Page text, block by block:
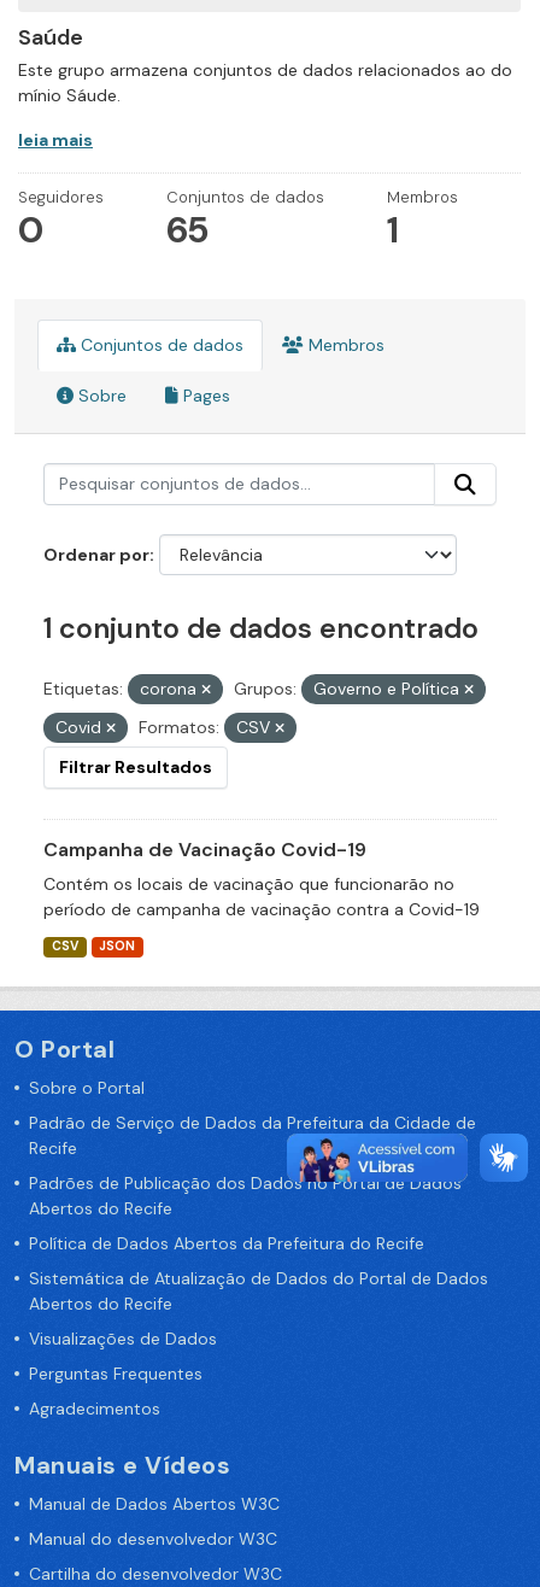
Saúde
Este grupo armazena conjuntos de dados relacionados ao do
mínio Sáude.
leia mais
Seguidores
0
Conjuntos de dados
65
Membros
1
Conjuntos de dados Membros
Sobre Pages
Ordenar por
1 conjunto de dados encontrado
Etiquetas: corona Grupos:
Governo e Política
Covid
Formatos:
CSV
Filtrar Resultados
Campanha de Vacinação Covid-19
Contém os locais de vacinação que funcionarão no
período de campanha de vacinação contra a Covid-19
CSV JSON
O Portal
Sobre o Portal
Padrão de Serviço de Dados da Prefeitura da Cidade de
Recife
Padrões de Publicação dos Dados no Portal de Dados
Abertos do Recife
Política de Dados Abertos da Prefeitura do Recife
Sistemática de Atualização de Dados do Portal de Dados
Abertos do Recife
Visualizações de Dados
Perguntas Frequentes
Agradecimentos
Manuais e Vídeos
Manual de Dados Abertos W3C
Manual do desenvolvedor W3C
Cartilha do desenvolvedor W3C